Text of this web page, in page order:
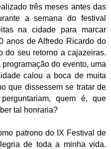
três meses antes das
a semana do festival
na cidade para marcar
anos de Alfredo Ricardo do
do seu retorno a cajazeiras.
do evento, uma
calou a boca de muita
que dissessem se tratar de
quem é, que
tal honraria?
patrono do IX Festival de
de toda a minha vida.